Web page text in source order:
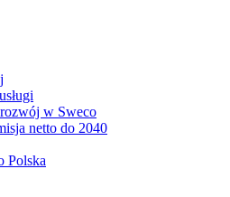
w Sweco
netto do 2040
Polska